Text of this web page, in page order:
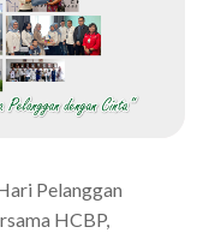
Pelanggan
HCBP,